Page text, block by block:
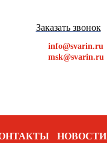
Заказать звонок
info@svarin.ru
msk@svarin.ru
НОВОСТИ